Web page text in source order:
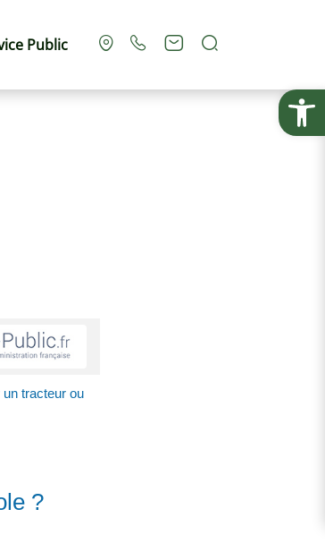
Ouvrir
Public
tracteur ou
?